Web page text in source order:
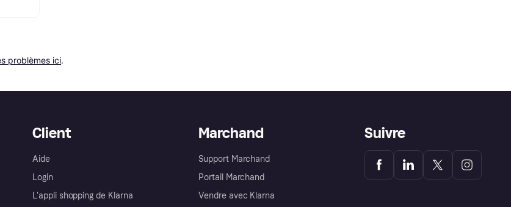
problèmes ici.
Client
Aide
Login
L'appli shopping de Klarna
Marchand
Support Marchand
Portail Marchand
Vendre avec Klarna
Suivre